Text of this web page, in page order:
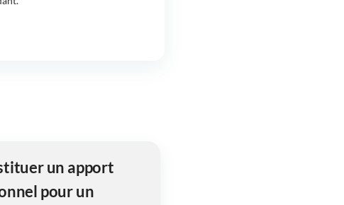
un apport
pour un